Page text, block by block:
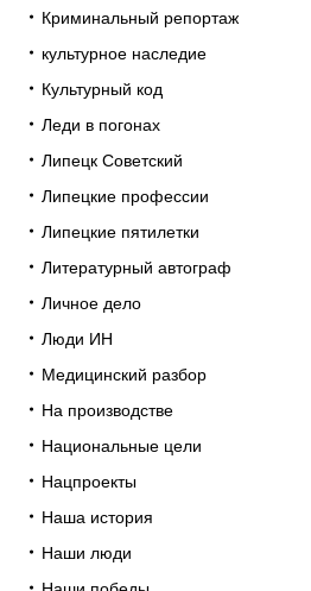
Криминальный репортаж
культурное наследие
Культурный код
Леди в погонах
Липецк Советский
Липецкие профессии
Липецкие пятилетки
Литературный автограф
Личное дело
Люди ИН
Медицинский разбор
На производстве
Национальные цели
Нацпроекты
Наша история
Наши люди